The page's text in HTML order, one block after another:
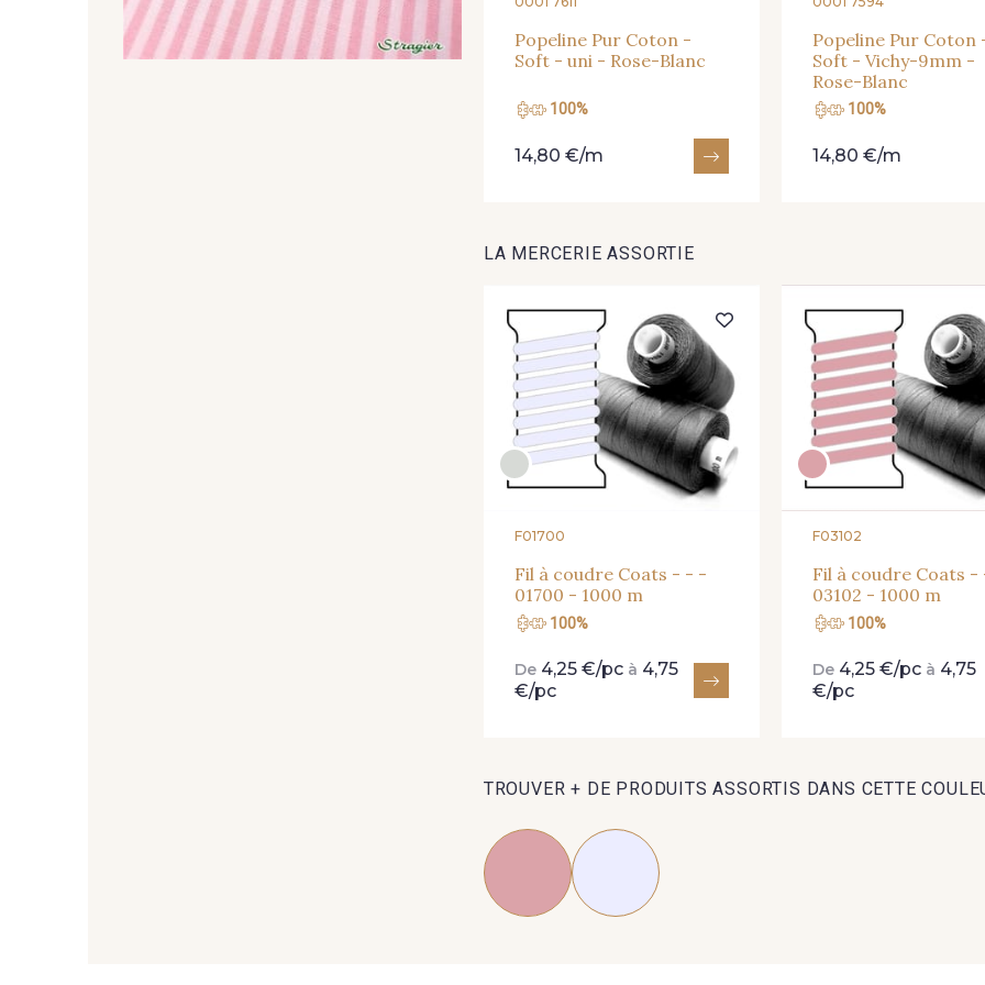
Popeline Pur Coton -
Soft - uni - Rose-Blanc
100%
14,80 €/m
Popeline Pur Coton
Soft - Vichy-9mm -
Rose-Blanc
100%
14,80 €/m
LA MERCERIE ASSORTIE
F01700
Fil à coudre Coats - - -
01700 - 1000 m
100%
De 4,25 €/pc à 4,75
€/pc
F03102
Fil à coudre Coats -
03102 - 1000 m
100%
De 4,25 €/pc à 4,75
€/pc
TROUVER + DE PRODUITS ASSORTIS DANS CETTE